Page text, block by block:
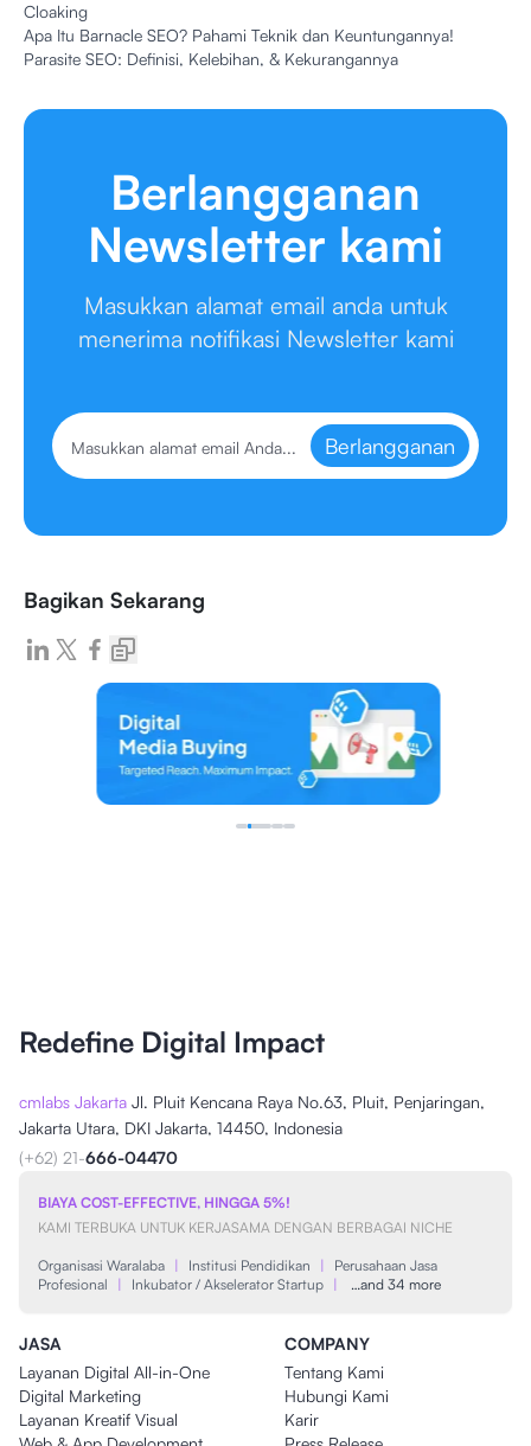
Cloaking
Apa Itu Barnacle SEO? Pahami Teknik dan Keuntungannya!
Parasite SEO: Definisi, Kelebihan, & Kekurangannya
Berlangganan
Newsletter kami
Masukkan alamat email anda untuk
menerima notifikasi Newsletter kami
Berlangganan
Bagikan Sekarang
Redefine Digital Impact
cmlabs Jakarta Jl. Pluit Kencana Raya No.63, Pluit, Penjaringan,
Jakarta Utara, DKI Jakarta, 14450, Indonesia
(+62) 21-666-04470
BIAYA COST-EFFECTIVE, HINGGA 5%!
KAMI TERBUKA UNTUK KERJASAMA DENGAN BERBAGAI NICHE
Organisasi Waralaba | Institusi Pendidikan |
Perusahaan Jasa
Profesional
| Inkubator / Akselerator Startup | …and 34 more
JASA
Layanan Digital All-in-One
Digital Marketing
Layanan Kreatif Visual
COMPANY
Tentang Kami
Hubungi Kami
Karir